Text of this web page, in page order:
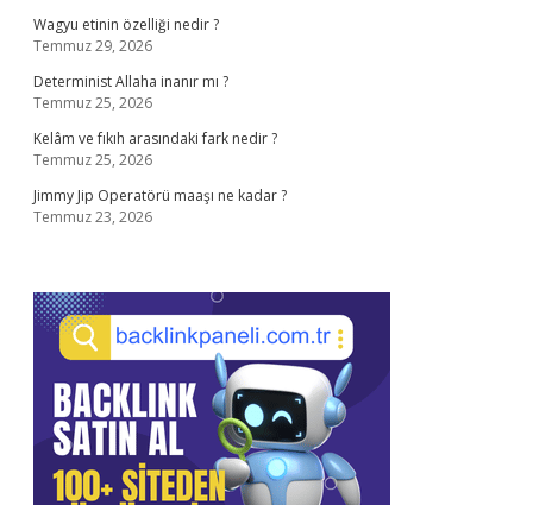
Wagyu etinin özelliği nedir ?
Temmuz 29, 2026
Determinist Allaha inanır mı ?
Temmuz 25, 2026
Kelâm ve fıkıh arasındaki fark nedir ?
Temmuz 25, 2026
Jimmy Jip Operatörü maaşı ne kadar ?
Temmuz 23, 2026